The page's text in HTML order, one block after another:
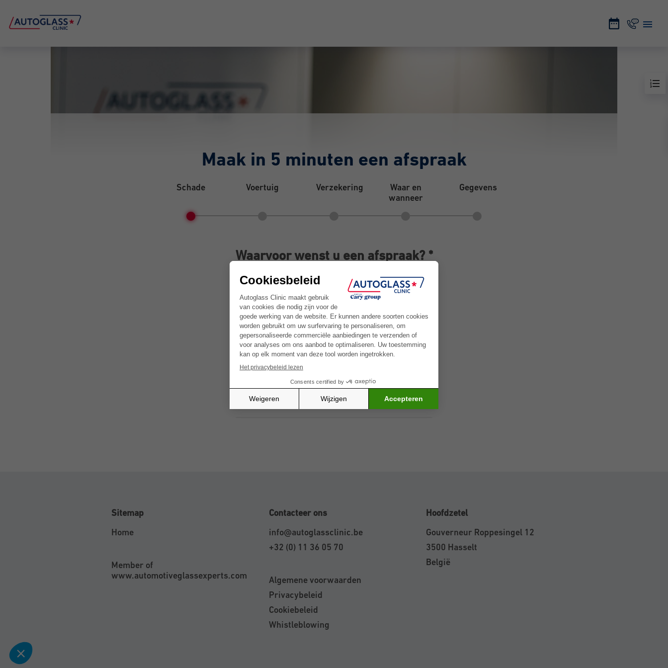
Maak in 5 minuten een afspraak
Schade Voertuig Verzekering
Waar en
wanneer
Gegevens
Waarvoor wenst u een afspraak? *
Autoruitschade
Ruiten tinten
Sitemap
Home
Member of
www.automotiveglassexperts.com
Contacteer ons
info@autoglassclinic.be
+32 (0) 11 36 05 70
Algemene voorwaarden
Privacybeleid
Cookiebeleid
Whistleblowing
Hoofdzetel
Gouverneur Roppesingel 12
3500 Hasselt
België